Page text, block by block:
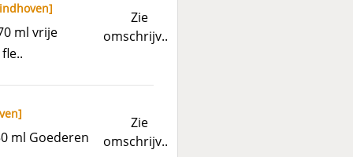
Zie
omschrijv..
]
ml vrije
Zie
omschrijv..
]
ml Goederen